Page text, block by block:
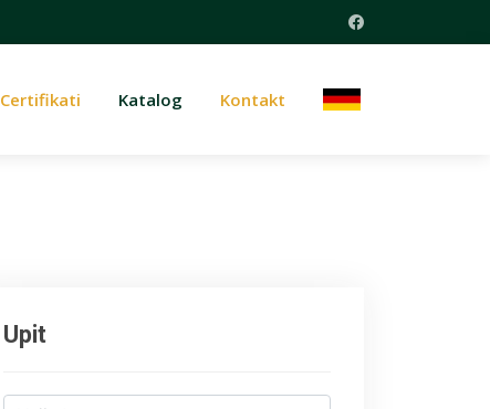
Certifikati Katalog Kontakt
Upit